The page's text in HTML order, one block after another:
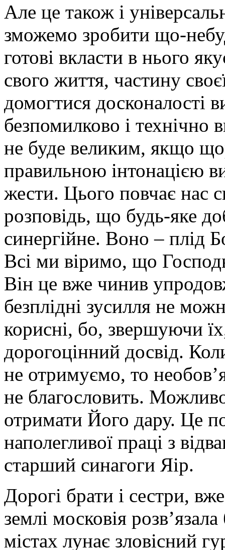
Але це також і
зможемо зробити що-
готові вкласти в нього
свого життя, частину
домогтися досконалості
безпомилково і технічно
не буде великим, якщо
правильною інтонацією
жести. Цього повчає нас
розповідь, що будь-яке
синергійне. Воно – плід
Всі ми віримо, що
Він це вже чинив
безплідні зусилля не
корисні, бо, звершуючи
дорогоцінний досвід.
не отримуємо, то
не благословить.
отримати Його дару. Це
наполегливої праці з
старший синагоги Яір.
Дорогі брати і сестри,
землі московія
містах лунає зловісний